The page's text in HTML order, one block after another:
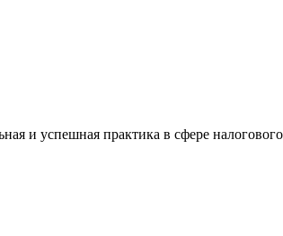
и успешная практика в сфере